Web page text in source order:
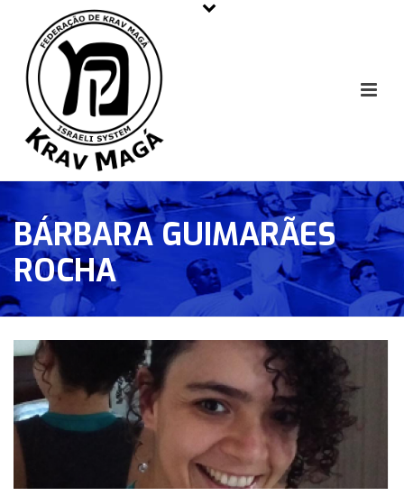
BÁRBARA GUIMARÃES
ROCHA